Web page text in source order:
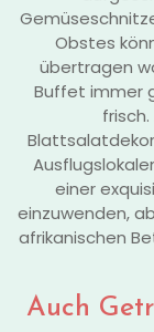
Obstes
übertragen
Buffet immer
einer
einzuwenden,
afrikanischen
Auch